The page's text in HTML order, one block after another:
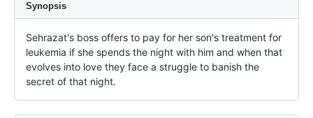
Synopsis
Sehrazat's boss offers to pay for her son's treatment for
leukemia if she spends the night with him and when that
evolves into love they face a struggle to banish the
secret of that night.